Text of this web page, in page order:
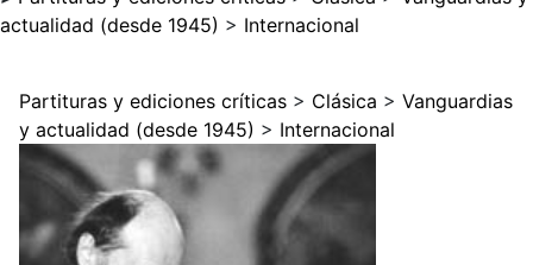
actualidad (desde 1945) > Internacional
Partituras y ediciones críticas > Clásica > Vanguardias
y actualidad (desde 1945) > Internacional